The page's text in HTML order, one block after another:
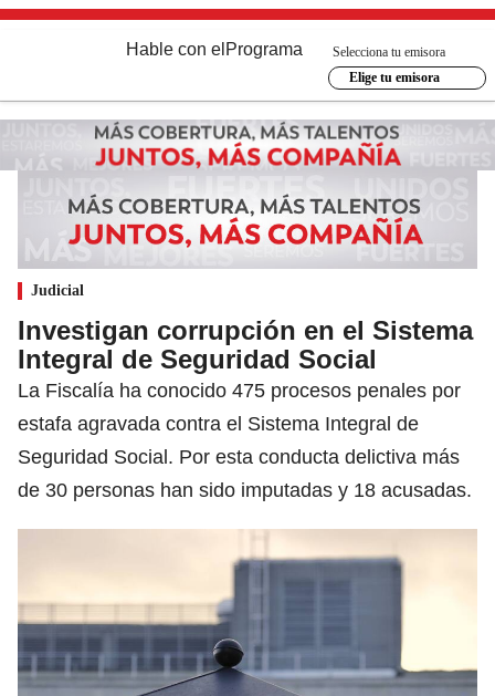
Hable con el Programa
Selecciona tu emisora
Elige tu emisora
Judicial
Investigan corrupción en el Sistema
Integral de Seguridad Social
La Fiscalía ha conocido 475 procesos penales por
estafa agravada contra el Sistema Integral de
Seguridad Social. Por esta conducta delictiva más
de 30 personas han sido imputadas y 18 acusadas.